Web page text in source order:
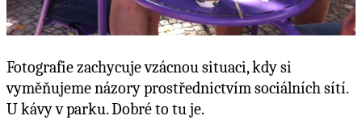
Fotografie zachycuje vzácnou situaci, kdy si
vyměňujeme názory prostřednictvím sociálních sítí.
U kávy v parku. Dobré to tu je.